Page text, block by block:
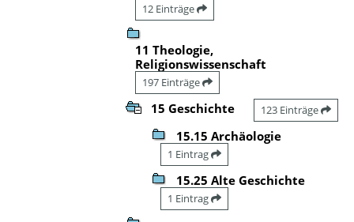
12 Einträge
11 Theologie,
Religionswissenschaft
197 Einträge
15 Geschichte 123 Einträge
15.15 Archäologie
1 Eintrag
15.25 Alte Geschichte
1 Eintrag